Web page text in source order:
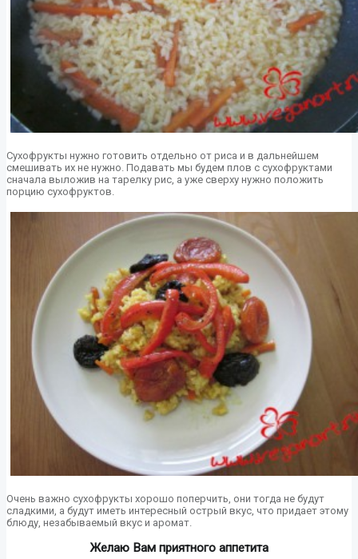
Сухофрукты нужно готовить отдельно от риса и в дальнейшем
смешивать их не нужно. Подавать мы будем плов с сухофруктами
сначала выложив на тарелку рис, а уже сверху нужно положить
порцию сухофруктов.
Очень важно сухофрукты хорошо поперчить, они тогда не будут
сладкими, а будут иметь интересный острый вкус, что придает этому
блюду, незабываемый вкус и аромат.
Желаю Вам приятного аппетита